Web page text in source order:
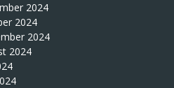
2024
2024
2024
2024